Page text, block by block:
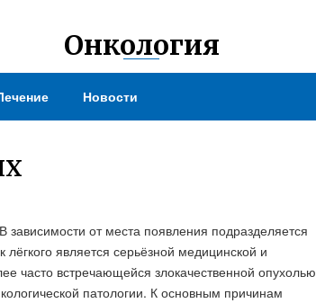
Онкология
Новости
зависимости от места появления подразделяется
является серьёзной медицинской и
часто встречающейся злокачественной опухолью
патологии. К основным причинам